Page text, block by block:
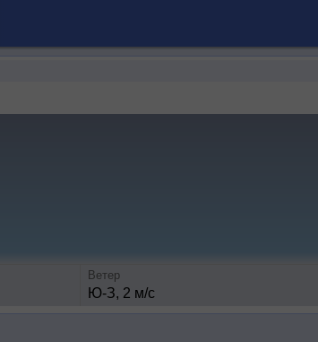
Ветер
Ю-З, 2 м/с